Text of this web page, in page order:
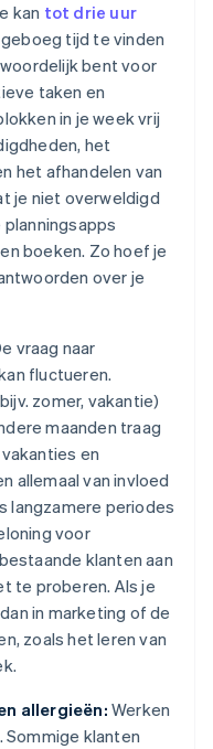
kan tot drie uur
tijd te vinden
bent voor
taken en
in je week vrij
het
het afhandelen van
je niet overweldigd
boeken. Zo hoef je
over je
vraag naar
fluctueren.
zomer, vakantie)
maanden traag
en
allemaal van invloed
langzamere periodes
voor
klanten aan
te proberen. Als je
in marketing of de
zoals het leren van
allergieën: Werken
Sommige klanten